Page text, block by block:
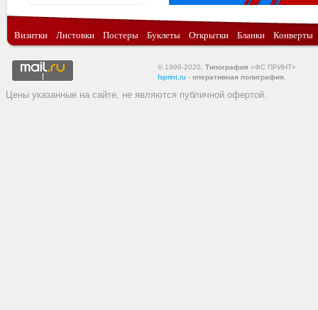
Визитки Листовки Постеры Буклеты Открытки Бланки Конверты
© 1999-2020, Типография «ФС ПРИНТ»
fsprint.ru - оперативная полиграфия
Цены указанные на сайте, не являются публичной офертой.